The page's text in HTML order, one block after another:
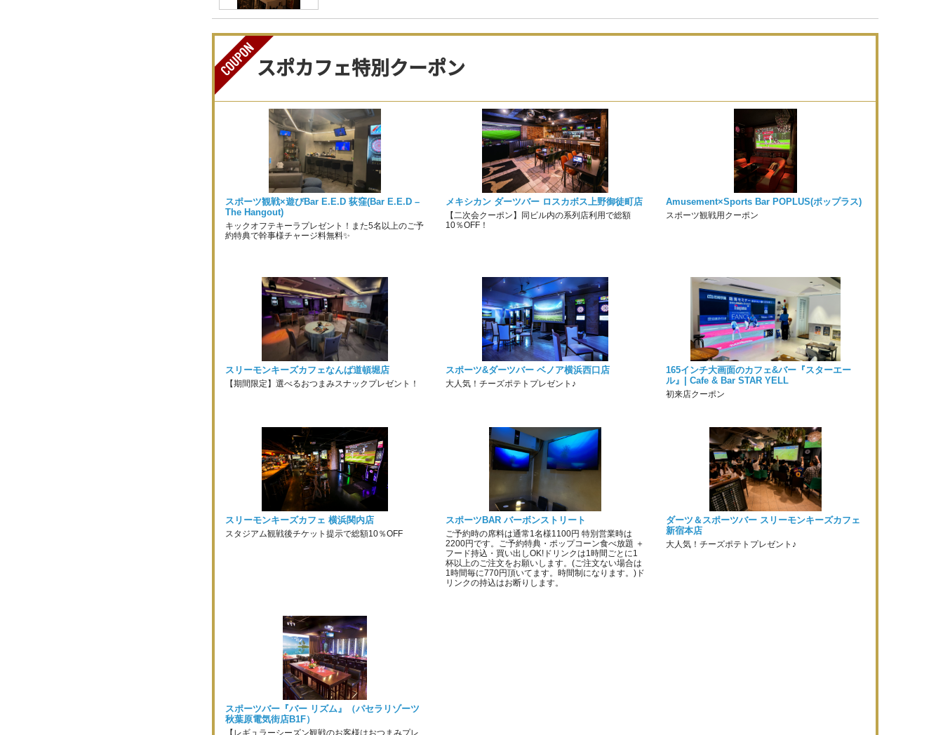
スポカフェ特別クーポン
スポーツ観戦×遊びBar E.E.D 荻窪(Bar E.E.D –
The Hangout)
キックオフテキーラプレゼント！また5名以上のご予
約特典で幹事様チャージ料無料✨
メキシカン ダーツバー ロスカボス上野御徒町店
【二次会クーポン】同ビル内の系列店利用で総額
10％OFF！
Amusement×Sports Bar POPLUS(ポップラス)
スポーツ観戦用クーポン
スリーモンキーズカフェなんば道頓堀店
【期間限定】選べるおつまみスナックプレゼント！
スポーツ&ダーツバー ベノア横浜西口店
大人気！チーズポテトプレゼント♪
165インチ大画面のカフェ&バー『スターエー
ル』| Cafe & Bar STAR YELL
初来店クーポン
スリーモンキーズカフェ 横浜関内店
スタジアム観戦後チケット提示で総額10％OFF
スポーツBAR バーボンストリート
ご予約時の席料は通常1名様1100円 特別営業時は
2200円です。ご予約特典・ポップコーン食べ放題 ＋
フード持込・買い出しOK!ドリンクは1時間ごとに1
杯以上のご注文をお願いします。(ご注文ない場合は
1時間毎に770円頂いてます。時間制になります。)ド
リンクの持込はお断りします。
ダーツ＆スポーツバー スリーモンキーズカフェ
新宿本店
大人気！チーズポテトプレゼント♪
スポーツバー『バー リズム』（パセラリゾーツ
秋葉原電気街店B1F）
【レギュラーシーズン観戦のお客様はおつまみプレ